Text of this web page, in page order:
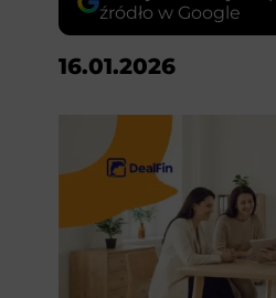
źródło w Google
16.01.2026